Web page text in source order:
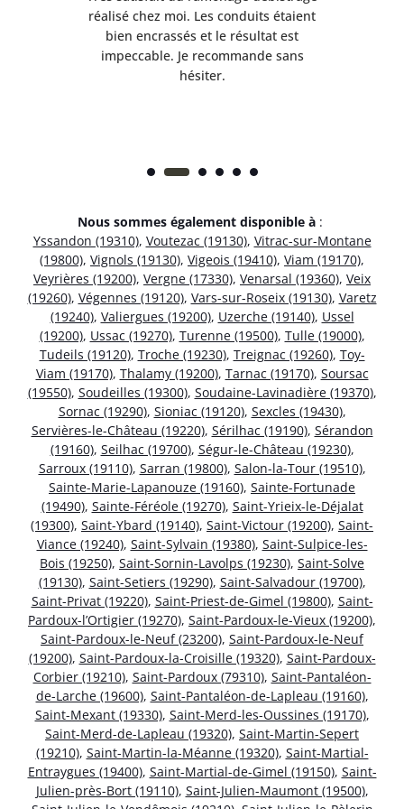
réalisé chez moi. Les conduits étaient
bien encrassés et le résultat est
impeccable. Je recommande sans
hésiter.
Nous sommes également disponible à :
Yssandon (19310), Voutezac (19130), Vitrac-sur-Montane
(19800), Vignols (19130), Vigeois (19410), Viam (19170),
Veyrières (19200), Vergne (17330), Venarsal (19360), Veix
(19260), Végennes (19120), Vars-sur-Roseix (19130), Varetz
(19240), Valiergues (19200), Uzerche (19140), Ussel
(19200), Ussac (19270), Turenne (19500), Tulle (19000),
Tudeils (19120), Troche (19230), Treignac (19260), Toy-
Viam (19170), Thalamy (19200), Tarnac (19170), Soursac
(19550), Soudeilles (19300), Soudaine-Lavinadière (19370),
Sornac (19290), Sioniac (19120), Sexcles (19430),
Servières-le-Château (19220), Sérilhac (19190), Sérandon
(19160), Seilhac (19700), Ségur-le-Château (19230),
Sarroux (19110), Sarran (19800), Salon-la-Tour (19510),
Sainte-Marie-Lapanouze (19160), Sainte-Fortunade
(19490), Sainte-Féréole (19270), Saint-Yrieix-le-Déjalat
(19300), Saint-Ybard (19140), Saint-Victour (19200), Saint-
Viance (19240), Saint-Sylvain (19380), Saint-Sulpice-les-
Bois (19250), Saint-Sornin-Lavolps (19230), Saint-Solve
(19130), Saint-Setiers (19290), Saint-Salvadour (19700),
Saint-Privat (19220), Saint-Priest-de-Gimel (19800), Saint-
Pardoux-l’Ortigier (19270), Saint-Pardoux-le-Vieux (19200),
Saint-Pardoux-le-Neuf (23200), Saint-Pardoux-le-Neuf
(19200), Saint-Pardoux-la-Croisille (19320), Saint-Pardoux-
Corbier (19210), Saint-Pardoux (79310), Saint-Pantaléon-
de-Larche (19600), Saint-Pantaléon-de-Lapleau (19160),
Saint-Mexant (19330), Saint-Merd-les-Oussines (19170),
Saint-Merd-de-Lapleau (19320), Saint-Martin-Sepert
(19210), Saint-Martin-la-Méanne (19320), Saint-Martial-
Entraygues (19400), Saint-Martial-de-Gimel (19150), Saint-
Julien-près-Bort (19110), Saint-Julien-Maumont (19500),